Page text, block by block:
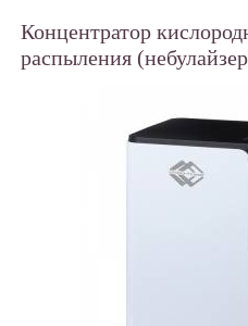
Концентратор
распыления